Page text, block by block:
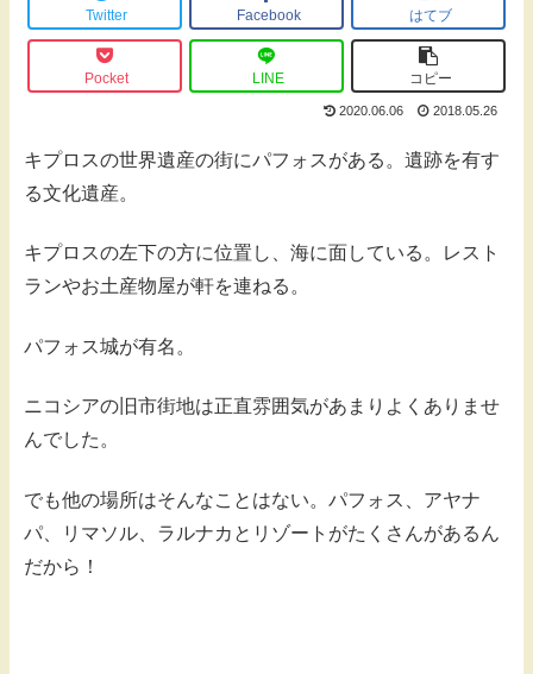
Twitter Facebook はてブ
Pocket LINE コピー
2020.06.06 2018.05.26
キプロスの世界遺産の街にパフォスがある。遺跡を有す
る文化遺産。
キプロスの左下の方に位置し、海に面している。レスト
ランやお土産物屋が軒を連ねる。
パフォス城が有名。
ニコシアの旧市街地は正直雰囲気があまりよくありませ
んでした。
でも他の場所はそんなことはない。パフォス、アヤナ
パ、リマソル、ラルナカとリゾートがたくさんがあるん
だから！